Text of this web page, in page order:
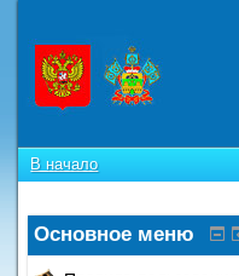
В начало
Основное меню